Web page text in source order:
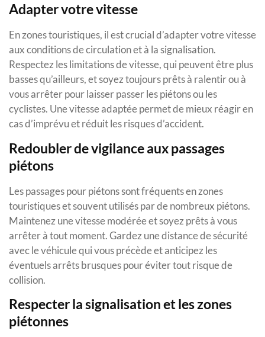
Adapter votre vitesse
En zones touristiques, il est crucial d’adapter votre vitesse
aux conditions de circulation et à la signalisation.
Respectez les limitations de vitesse, qui peuvent être plus
basses qu’ailleurs, et soyez toujours prêts à ralentir ou à
vous arrêter pour laisser passer les piétons ou les
cyclistes. Une vitesse adaptée permet de mieux réagir en
cas d’imprévu et réduit les risques d’accident.
Redoubler de vigilance aux passages
piétons
Les passages pour piétons sont fréquents en zones
touristiques et souvent utilisés par de nombreux piétons.
Maintenez une vitesse modérée et soyez prêts à vous
arrêter à tout moment. Gardez une distance de sécurité
avec le véhicule qui vous précède et anticipez les
éventuels arrêts brusques pour éviter tout risque de
collision.
Respecter la signalisation et les zones
piétonnes